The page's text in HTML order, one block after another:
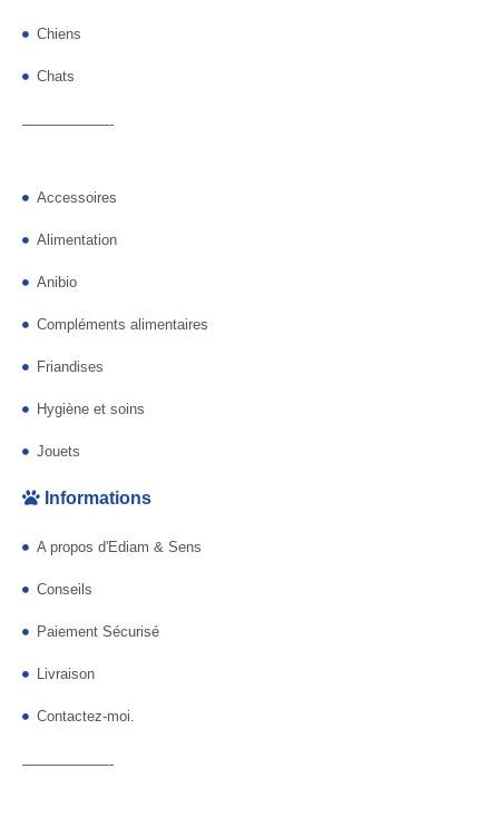
Chiens
Chats
——————-
Accessoires
Alimentation
Anibio
Compléments alimentaires
Friandises
Hygiène et soins
Jouets
Informations
A propos d'Ediam & Sens
Conseils
Paiement Sécurisé
Livraison
Contactez-moi.
——————-